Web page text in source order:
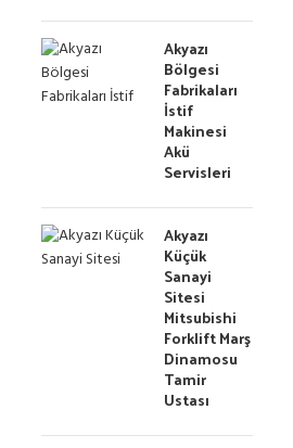
Akyazı
Bölgesi
Fabrikaları
İstif
Makinesi
Akü
Servisleri
Akyazı
Küçük
Sanayi
Sitesi
Mitsubishi
Forklift Marş
Dinamosu
Tamir
Ustası